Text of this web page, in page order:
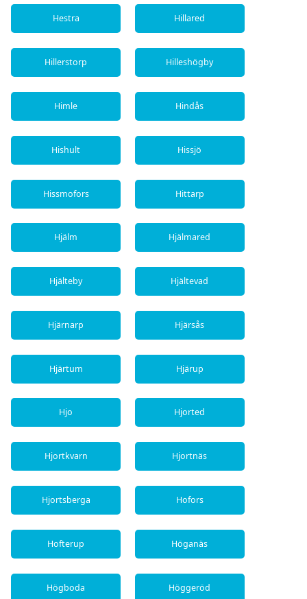
Hestra Hillared
Hillerstorp Hilleshögby
Himle Hindås
Hishult Hissjö
Hissmofors Hittarp
Hjälm Hjälmared
Hjälteby Hjältevad
Hjärnarp Hjärsås
Hjärtum Hjärup
Hjo Hjorted
Hjortkvarn Hjortnäs
Hjortsberga Hofors
Hofterup Höganäs
Högboda Höggeröd